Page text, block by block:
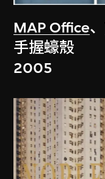
MAP Office、
手握蠔殼
2005